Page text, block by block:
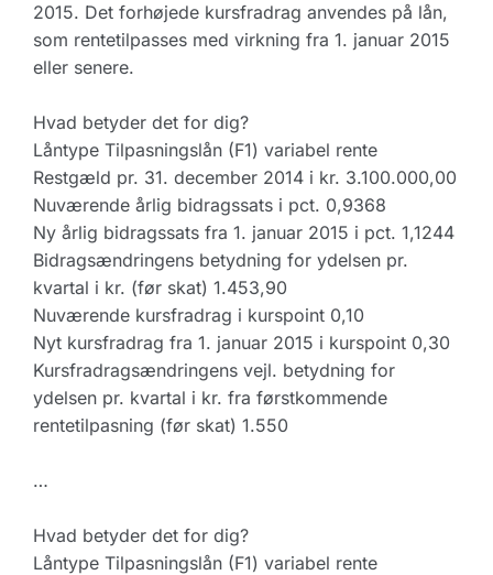
2015. Det forhøjede kursfradrag anvendes på lån,
som rentetilpasses med virkning fra 1. januar 2015
eller senere.
Hvad betyder det for dig?
Låntype Tilpasningslån (F1) variabel rente
Restgæld pr. 31. december 2014 i kr. 3.100.000,00
Nuværende årlig bidragssats i pct. 0,9368
Ny årlig bidragssats fra 1. januar 2015 i pct. 1,1244
Bidragsændringens betydning for ydelsen pr.
kvartal i kr. (før skat) 1.453,90
Nuværende kursfradrag i kurspoint 0,10
Nyt kursfradrag fra 1. januar 2015 i kurspoint 0,30
Kursfradragsændringens vejl. betydning for
ydelsen pr. kvartal i kr. fra førstkommende
rentetilpasning (før skat) 1.550
…
Hvad betyder det for dig?
Låntype Tilpasningslån (F1) variabel rente